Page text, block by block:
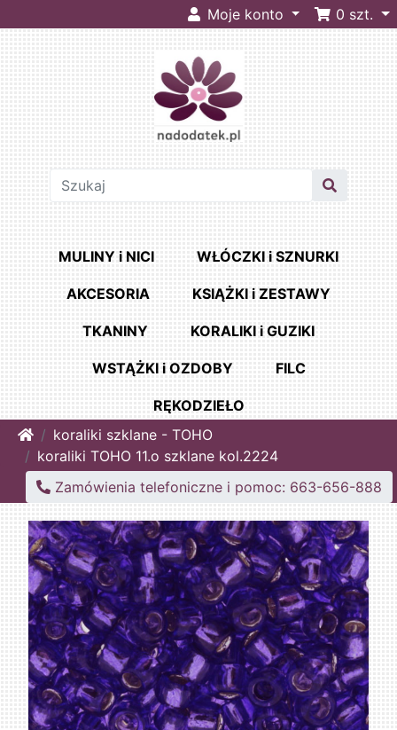
Moje konto 0 szt.
MULINY i NICI WŁÓCZKI i SZNURKI
AKCESORIA KSIĄŻKI i ZESTAWY
TKANINY KORALIKI i GUZIKI
WSTĄŻKI i OZDOBY FILC
RĘKODZIEŁO
Homekoraliki szklane - TOHO
koraliki TOHO 11.o szklane kol.2224
Zamówienia telefoniczne i pomoc: 663-656-888